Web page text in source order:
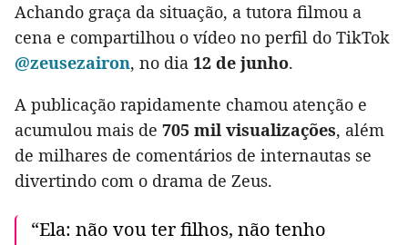
Achando graça da situação, a tutora filmou a
cena e compartilhou o vídeo no perfil do TikTok
@zeusezairon, no dia 12 de junho.
A publicação rapidamente chamou atenção e
acumulou mais de 705 mil visualizações, além
de milhares de comentários de internautas se
divertindo com o drama de Zeus.
“Ela: não vou ter filhos, não tenho